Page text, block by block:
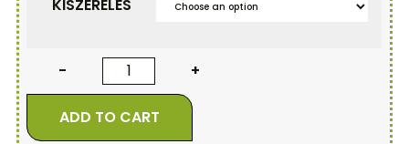
17.790FT–47.790
KISZERELÉS
- +
ADD TO CART